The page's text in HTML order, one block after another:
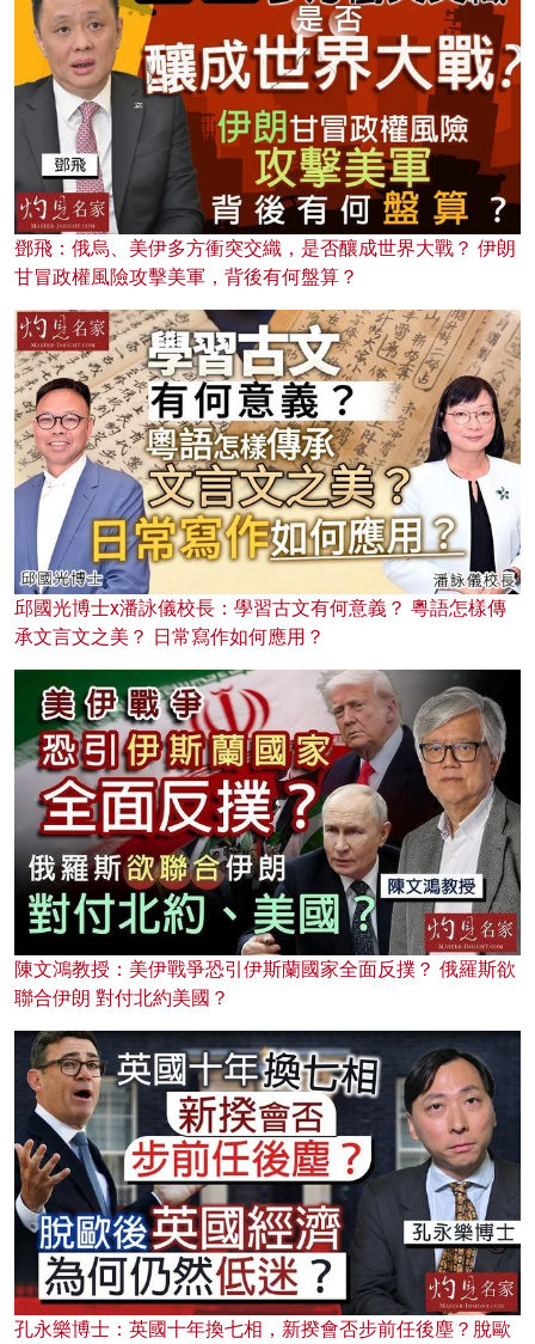
鄧飛：俄烏、美伊多方衝突交織，是否釀成世界大戰？ 伊朗
甘冒政權風險攻擊美軍，背後有何盤算？
邱國光博士x潘詠儀校長：學習古文有何意義？ 粵語怎樣傳
承文言文之美？ 日常寫作如何應用？
陳文鴻教授：美伊戰爭恐引伊斯蘭國家全面反撲？ 俄羅斯欲
聯合伊朗 對付北約美國？
孔永樂博士：英國十年換七相，新揆會否步前任後塵？脫歐